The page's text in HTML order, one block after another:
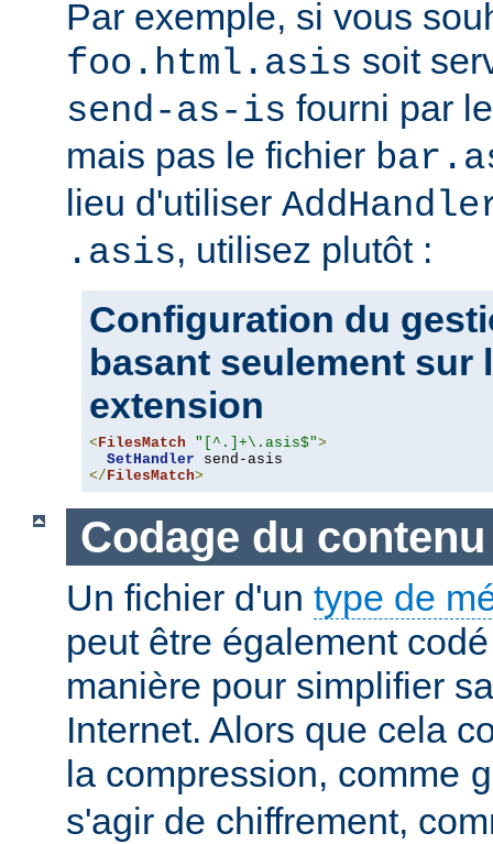
Par exemple, si vous
foo.html.asis soit
send-as-is fourni par
mais pas le fichier
lieu d'utiliser
.asis, utilisez plutôt :
Configuration du
basant seulement sur
extension
< FilesMatch "[^.]+\.asis$">
SetHandler
</ FilesMatch>
Codage du contenu
Un fichier d'un type de
peut être également
manière pour simplifier
Internet. Alors que cela
la compression, comme
s'agir de chiffrement,